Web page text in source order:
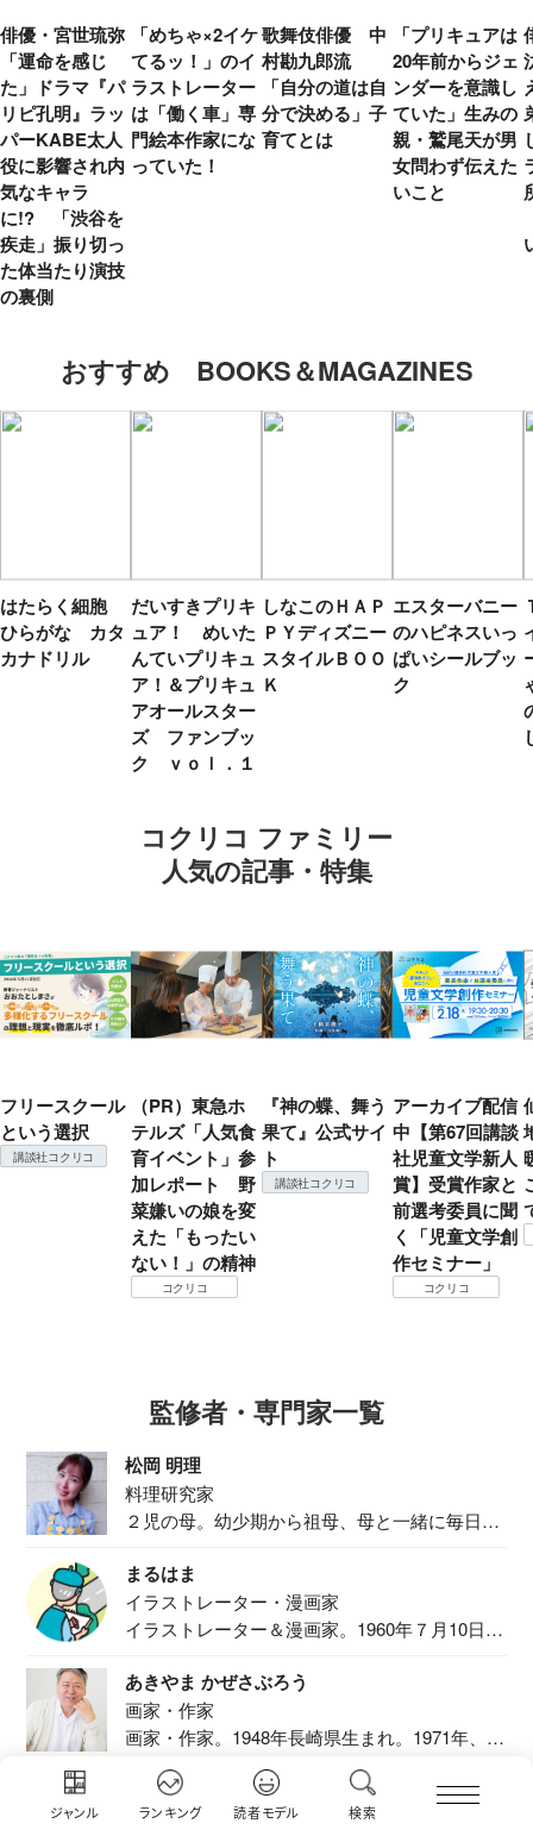
ジャンル ランキング 読者モデル 検索
俳優・宮世琉弥
「運命を感じ
た」ドラマ『パ
リピ孔明』ラッ
パーKABE太人
役に影響され内
気なキャラ
に!? 「渋谷を
疾走」振り切っ
た体当たり演技
の裏側
「めちゃ×2イケ
てるッ！」のイ
ラストレーター
は「働く車」専
門絵本作家にな
っていた！
歌舞伎俳優 中
村勘九郎流
「自分の道は自
分で決める」子
育てとは
「プリキュアは
20年前からジェ
ンダーを意識し
ていた」生みの
親・鷲尾天が男
女問わず伝えた
いこと
おすすめ BOOKS＆MAGAZINES
はたらく細胞
ひらがな カタ
カナドリル
だいすきプリキ
ュア！ めいた
んていプリキュ
ア！＆プリキュ
アオールスター
ズ ファンブッ
ク ｖｏｌ．１
しなこのＨＡＰ
ＰＹディズニー
スタイルＢＯＯ
Ｋ
エスターバニー
のハピネスいっ
ぱいシールブッ
ク
コクリコ ファミリー
人気の記事・特集
フリースクール
という選択
講談社コクリコ
（PR）東急ホ
テルズ「人気食
育イベント」参
加レポート 野
菜嫌いの娘を変
えた「もったい
ない！」の精神
コクリコ
『神の蝶、舞う
果て』公式サイ
ト
講談社コクリコ
アーカイブ配信
中【第67回講談
社児童文学新人
賞】受賞作家と
前選考委員に聞
く「児童文学創
作セミナー」
コクリコ
監修者・専門家一覧
松岡 明理
料理研究家
２児の母。幼少期から祖母、母と一緒に毎日の
まるはま
イラストレーター・漫画家
イラストレーター＆漫画家。1960年７月10日生
あきやま かぜさぶろう
画家・作家
画家・作家。1948年長崎県生まれ。1971年、
ナカムラ アヤナ
イラストレーター 絵本作家